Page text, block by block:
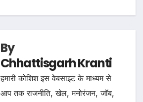
By
Chhattisgarh Kranti
हमारी कोशिश इस वेबसाइट के माध्यम से
आप तक राजनीति, खेल, मनोरंजन, जॉब,